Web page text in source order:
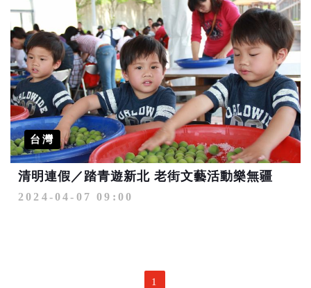
台灣
清明連假／踏青遊新北 老街文藝活動樂無疆
2024-04-07 09:00
1